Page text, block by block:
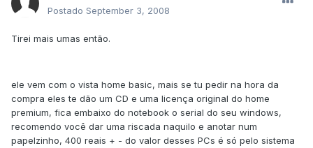
Postado September 3, 2008
Tirei mais umas então.
ele vem com o vista home basic, mais se tu pedir na hora da
compra eles te dão um CD e uma licença original do home
premium, fica embaixo do notebook o serial do seu windows,
recomendo você dar uma riscada naquilo e anotar num
papelzinho, 400 reais + - do valor desses PCs é só pelo sistema